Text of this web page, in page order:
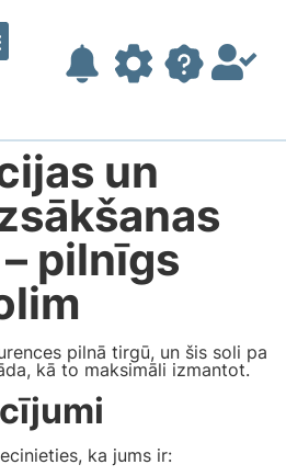
un
pilnīgs
pilnā tirgū, un šis soli pa
kā to maksimāli izmantot.
ka jums ir: